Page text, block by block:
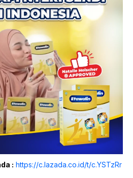
: https://c.lazada.co.id/t/c.YSTzRr